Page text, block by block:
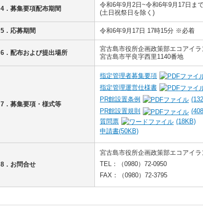
4．募集要項配布期間
令和6年9月2日~令和6年9月17日ま
(土日祝祭日を除く)
5．応募期間 令和6年9月17日 17時15分 ※必着
6．配布および提出場所
宮古島市役所企画政策部エコアイ
宮古島市平良字西里1140番地
7．募集要項・様式等
指定管理者募集要項
指定管理運営仕様書
PR館設置条例
PR館設置規則
質問票
(18KB)
申請書(50KB)
8．お問合せ
宮古島市役所企画政策部エコアイ
TEL：（0980）72-0950
FAX：（0980）72-3795